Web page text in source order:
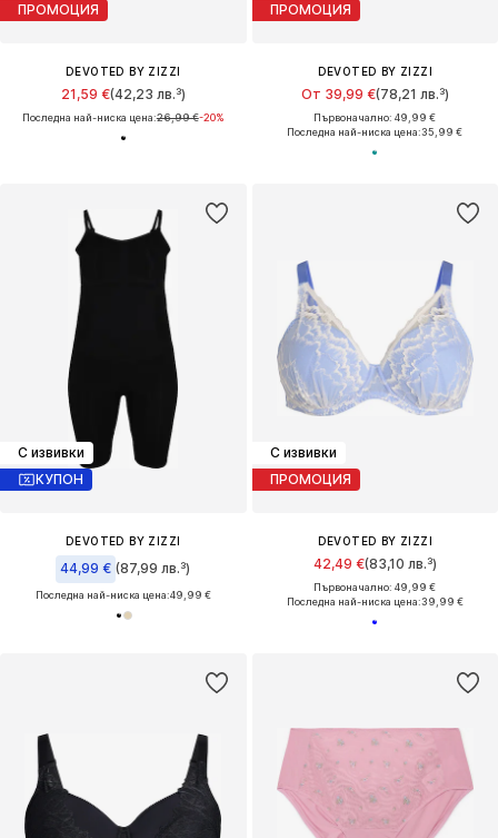
ПРОМОЦИЯ
DEVOTED BY ZIZZI
21,59 €(42,23 лв.³)
Последна най-ниска цена:26,99 €-20%
ПРОМОЦИЯ
DEVOTED BY ZIZZI
От 39,99 €(78,21 лв.³)
Първоначално: 49,99 €
Последна най-ниска цена:35,99 €
С извивки
КУПОН
DEVOTED BY ZIZZI
44,99 € (87,99 лв.³)
Последна най-ниска цена:49,99 €
С извивки
ПРОМОЦИЯ
DEVOTED BY ZIZZI
42,49 €(83,10 лв.³)
Първоначално: 49,99 €
Последна най-ниска цена:39,99 €